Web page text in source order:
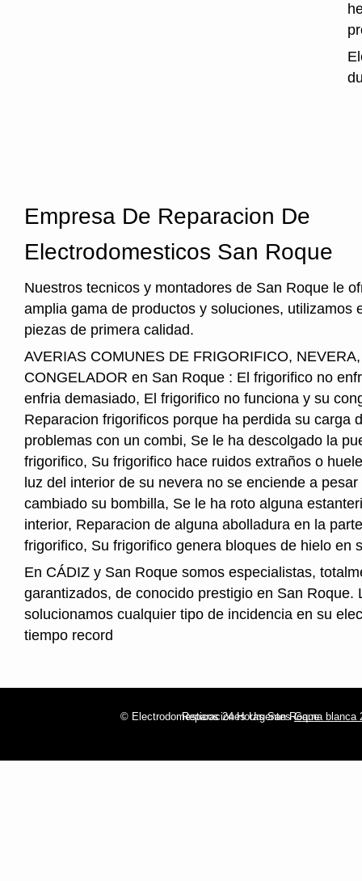
Empresa De Reparacion De
Electrodomesticos San Roque
Nuestros tecnicos y montadores de San Roque le
amplia gama de productos y soluciones, utilizamos
piezas de primera calidad.
AVERIAS COMUNES DE FRIGORIFICO,
CONGELADOR en San Roque : El frigorifico no
enfria demasiado, El frigorifico no funciona y su
Reparacion frigorificos porque ha perdida su carga
problemas con un combi, Se le ha descolgado la
frigorifico, Su frigorifico hace ruidos extraños o
luz del interior de su nevera no se enciende a
cambiado su bombilla, Se le ha roto alguna
interior, Reparacion de alguna abolladura en la
frigorifico, Su frigorifico genera bloques de hielo en
En CÁDIZ y San Roque somos especialistas,
garantizados, de conocido prestigio en San Roque.
solucionamos cualquier tipo de incidencia en su
tiempo record
© Electrodomesticos 24 Horas San Roque
Reparaciones UrgentesGama blanca